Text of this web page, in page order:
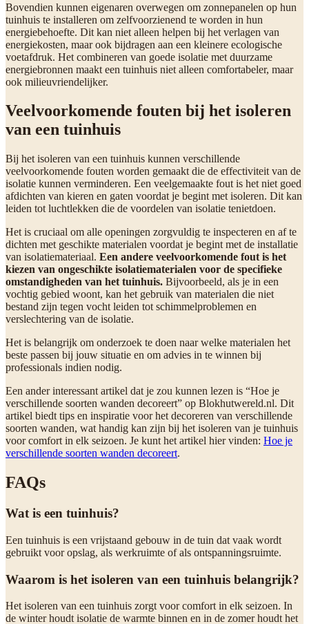
Bovendien kunnen eigenaren overwegen om zonnepanelen op hun
tuinhuis te installeren om zelfvoorzienend te worden in hun
energiebehoefte. Dit kan niet alleen helpen bij het verlagen van
energiekosten, maar ook bijdragen aan een kleinere ecologische
voetafdruk. Het combineren van goede isolatie met duurzame
energiebronnen maakt een tuinhuis niet alleen comfortabeler, maar
ook milieuvriendelijker.
Veelvoorkomende fouten bij het isoleren
van een tuinhuis
Bij het isoleren van een tuinhuis kunnen verschillende
veelvoorkomende fouten worden gemaakt die de effectiviteit van de
isolatie kunnen verminderen. Een veelgemaakte fout is het niet goed
afdichten van kieren en gaten voordat je begint met isoleren. Dit kan
leiden tot luchtlekken die de voordelen van isolatie tenietdoen.
Het is cruciaal om alle openingen zorgvuldig te inspecteren en af te
dichten met geschikte materialen voordat je begint met de installatie
van isolatiemateriaal. Een andere veelvoorkomende fout is het
kiezen van ongeschikte isolatiematerialen voor de specifieke
omstandigheden van het tuinhuis. Bijvoorbeeld, als je in een
vochtig gebied woont, kan het gebruik van materialen die niet
bestand zijn tegen vocht leiden tot schimmelproblemen en
verslechtering van de isolatie.
Het is belangrijk om onderzoek te doen naar welke materialen het
beste passen bij jouw situatie en om advies in te winnen bij
professionals indien nodig.
Een ander interessant artikel dat je zou kunnen lezen is “Hoe je
verschillende soorten wanden decoreert” op Blokhutwereld.nl. Dit
artikel biedt tips en inspiratie voor het decoreren van verschillende
soorten wanden, wat handig kan zijn bij het isoleren van je tuinhuis
voor comfort in elk seizoen. Je kunt het artikel hier vinden: Hoe je
verschillende soorten wanden decoreert.
FAQs
Wat is een tuinhuis?
Een tuinhuis is een vrijstaand gebouw in de tuin dat vaak wordt
gebruikt voor opslag, als werkruimte of als ontspanningsruimte.
Waarom is het isoleren van een tuinhuis belangrijk?
Het isoleren van een tuinhuis zorgt voor comfort in elk seizoen. In
de winter houdt isolatie de warmte binnen en in de zomer houdt het